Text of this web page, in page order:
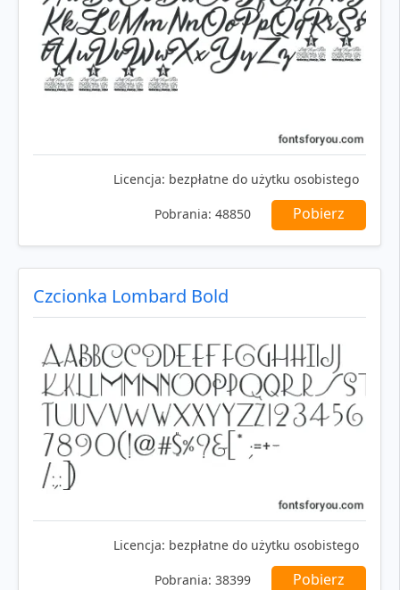
Licencja: bezpłatne do użytku osobistego
Pobrania: 48850 Pobierz
Czcionka Lombard Bold
Licencja: bezpłatne do użytku osobistego
Pobrania: 38399 Pobierz